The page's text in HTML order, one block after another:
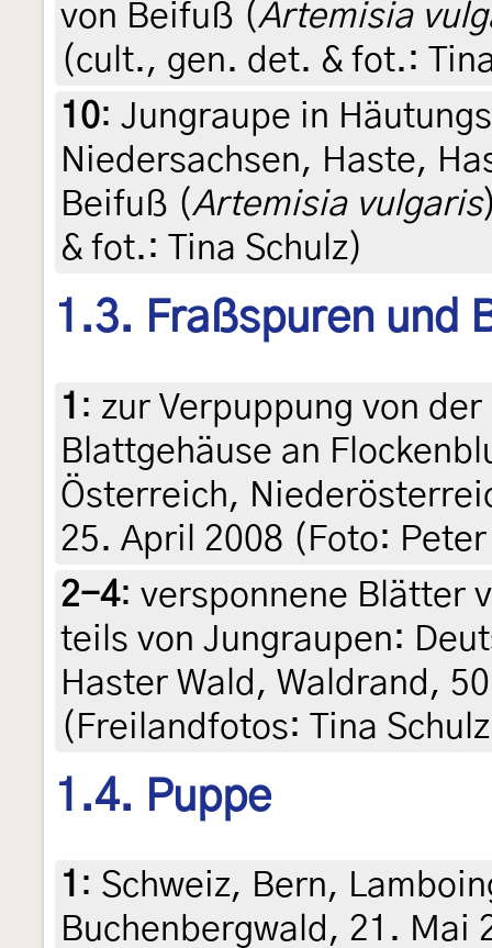
von Beifuß (Artemisia
(cult., gen. det. & fot.:
10: Jungraupe in
Niedersachsen, Haste,
Beifuß (Artemisia vulgaris
& fot.: Tina Schulz)
1.3. Fraßspuren und
1 : zur Verpuppung von
Blattgehäuse an
Österreich,
25. April 2008 (Foto:
2-4: versponnene Blätter
teils von Jungraupen:
Haster Wald, Waldrand,
(Freilandfotos: Tina
1.4. Puppe
1 : Schweiz, Bern,
Buchenbergwald, 21. Mai